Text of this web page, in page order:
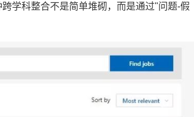
学科整合不是简单堆砌，而是通过"问题-假